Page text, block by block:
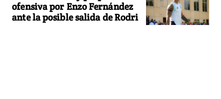
ofensiva por Enzo Fernández
ante la posible salida de Rodri